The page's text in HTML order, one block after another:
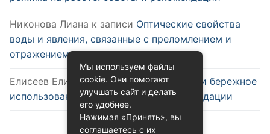
Никонова Лиана к записи Оптические свойства
воды и явления, связанные с преломлением и
отражением
Елисеев Елизарк записиЭффективное и бережное
использование воды: советы и рекомендации
Мы используем файлы
cookie. Они помогают
улучшать сайт и делать
его удобнее.
Нажимая «Принять», вы
соглашаетесь с их